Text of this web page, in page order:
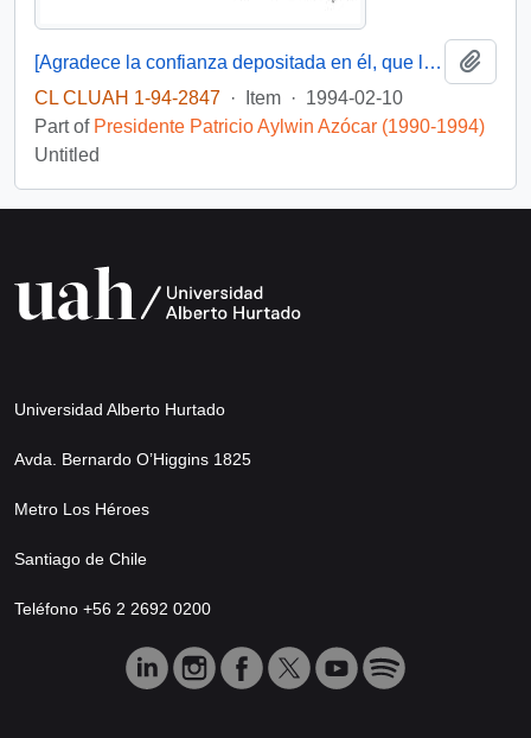
[Agradece la confianza depositada en él, que le posibilito servir en su gobierno]
CL CLUAH 1-94-2847 · Item · 1994-02-10
Part of Presidente Patricio Aylwin Azócar (1990-1994)
Untitled
Universidad Alberto Hurtado
Avda. Bernardo O’Higgins 1825
Metro Los Héroes
Santiago de Chile
Teléfono +56 2 2692 0200